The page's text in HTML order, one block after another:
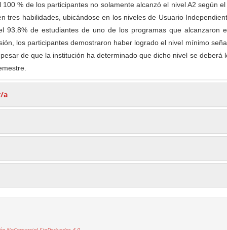
% de los participantes no solamente alcanzó el nivel A2 según el
tres habilidades, ubicándose en los niveles de Usuario
93.8% de estudiantes de uno de los programas que alcanzaron
los participantes demostraron haber logrado el nivel mínimo
de que la institución ha determinado que dicho nivel se deberá
a